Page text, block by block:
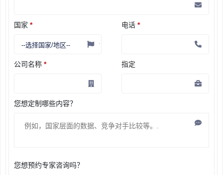
国家 * 电话 *
公司名称 * 指定
您想定制哪些内容？
您想预约专家咨询吗？